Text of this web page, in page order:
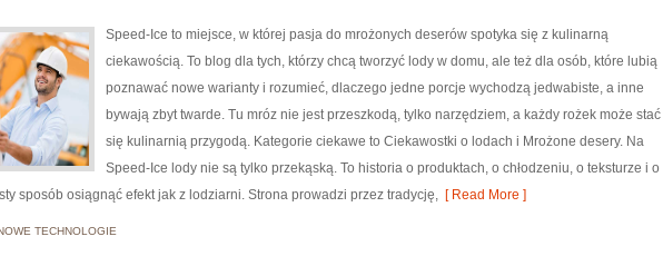
Speed-Ice to miejsce, w której pasja do mrożonych deserów spotyka się z kulinarną
ciekawością. To blog dla tych, którzy chcą tworzyć lody w domu, ale też dla osób, które lubią
poznawać nowe warianty i rozumieć, dlaczego jedne porcje wychodzą jedwabiste, a inne
bywają zbyt twarde. Tu mróz nie jest przeszkodą, tylko narzędziem, a każdy rożek może stać
się kulinarnią przygodą. Kategorie ciekawe to Ciekawostki o lodach i Mrożone desery. Na
Speed-Ice lody nie są tylko przekąską. To historia o produktach, o chłodzeniu, o teksturze i o
sposób osiągnąć efekt jak z lodziarni. Strona prowadzi przez tradycję, [ Read More ]
TECHNOLOGIE